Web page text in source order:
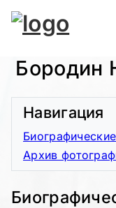
Бородин
Навигация
Архив